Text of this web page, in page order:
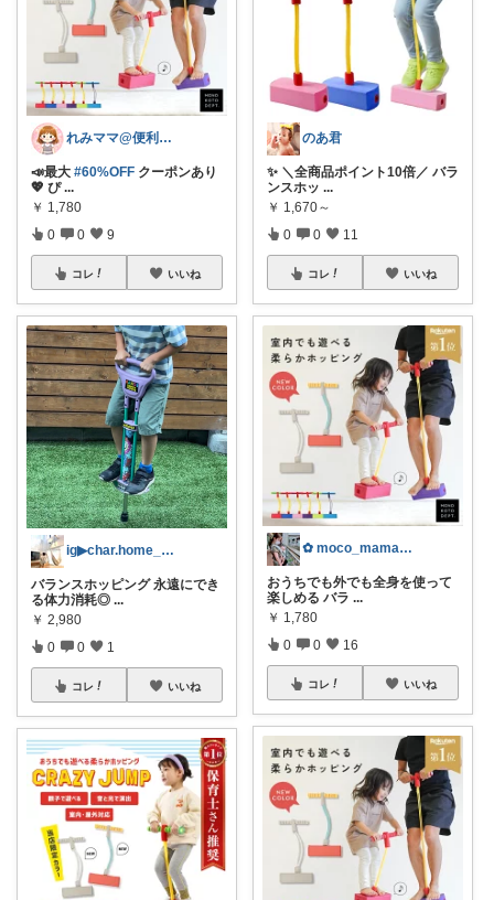
れみママ@便利雑貨¸¸kids
📣最大 #60%OFF クーポンあり
💖 ぴ ...
￥ 1,780
0 0 9
コレ いいね
ig▶︎char.home_100🌷
バランスホッピング 永遠にでき
る体力消耗◎ ...
￥ 2,980
0 0 1
コレ いいね
のあ君
✨ ＼全商品ポイント10倍／ バラ
ンスホッ ...
￥ 1,670～
0 0 11
コレ いいね
✿ moco_mama_life ✿
おうちでも外でも全身を使って
楽しめる バラ ...
￥ 1,780
0 0 16
コレ いいね